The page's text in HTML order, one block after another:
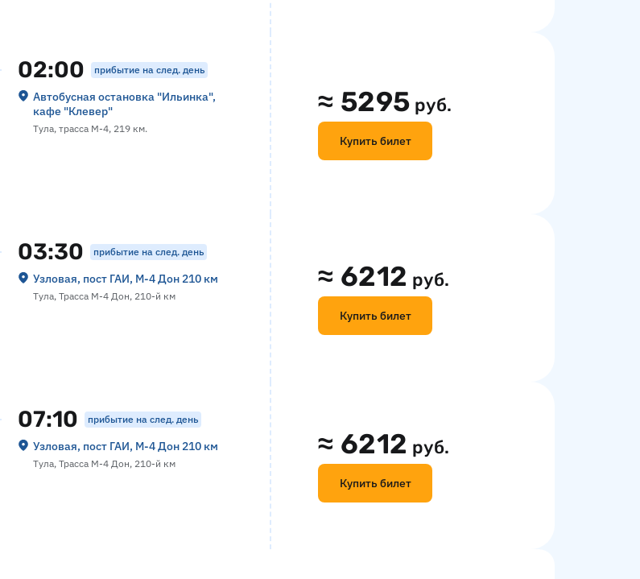
02:00 прибытие на след. день
Автобусная остановка "Ильинка",
кафе "Клевер"
Тула, трасса М-4, 219 км.
≈ 5295 руб.
Купить билет
03:30 прибытие на след. день
Узловая, пост ГАИ, М-4 Дон 210 км
Тула, Трасса М-4 Дон, 210-й км
≈ 6212 руб.
Купить билет
07:10 прибытие на след. день
Узловая, пост ГАИ, М-4 Дон 210 км
Тула, Трасса М-4 Дон, 210-й км
≈ 6212 руб.
Купить билет